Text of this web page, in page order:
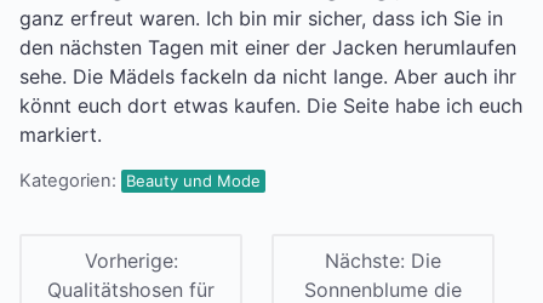
ganz erfreut waren. Ich bin mir sicher, dass ich Sie in
den nächsten Tagen mit einer der Jacken herumlaufen
sehe. Die Mädels fackeln da nicht lange. Aber auch ihr
könnt euch dort etwas kaufen. Die Seite habe ich euch
markiert.
Kategorien: Beauty und Mode
Vorherige:
Qualitätshosen für
Nächste: Die
Sonnenblume die